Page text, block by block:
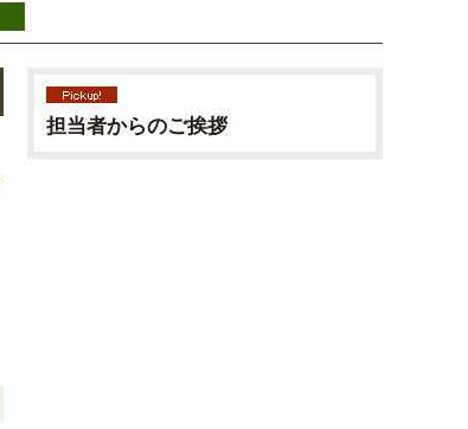
担当者からのご挨拶